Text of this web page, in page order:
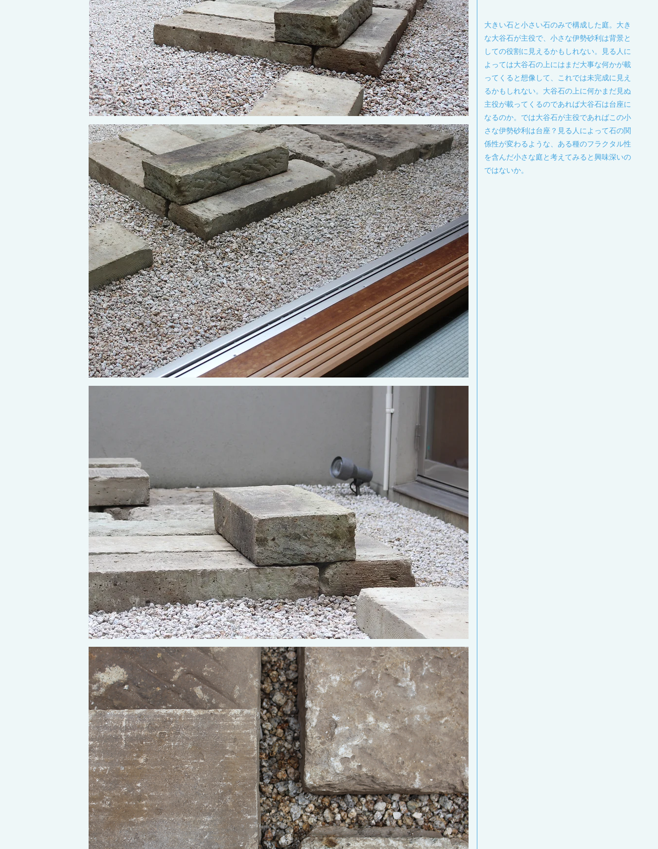
大きい石と小さい石のみで構成した庭。大き
な大谷石が主役で、小さな伊勢砂利は背景と
しての役割に見えるかもしれない。見る人に
よっては大谷石の上にはまだ大事な何かが載
ってくると想像して、これでは未完成に見え
るかもしれない。大谷石の上に何かまだ見ぬ
主役が載ってくるのであれば大谷石は台座に
なるのか。では大谷石が主役であればこの小
さな伊勢砂利は台座？見る人によって石の関
係性が変わるような、ある種のフラクタル性
を含んだ小さな庭と考えてみると興味深いの
ではないか。